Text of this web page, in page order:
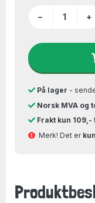
− +
På lager -
Norsk MVA og
Frakt kun 109,-
Merk! Det er